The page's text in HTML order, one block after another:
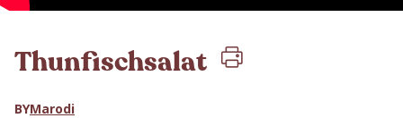
Thunfischsalat
BYMarodi